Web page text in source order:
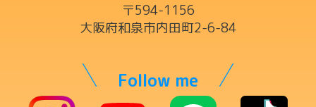
ギター・ウクレレ・ベースコース
キーボードコース
ママの為の英語コース
〒594-1156
大阪府和泉市内田町2-6-84
Follow me